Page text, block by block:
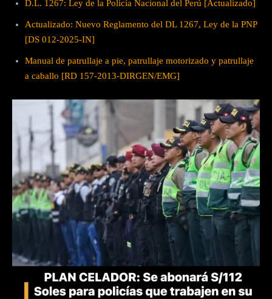
D.L. 1267: Ley de la Policía Nacional del Perú [Actualizado]
Actualizado: Nuevo Reglamento del DL 1267, Ley de la PNP
[DS 012-2025-IN]
Manual de patrullaje a pie, patrullaje motorizado y patrullaje
a caballo [RD 157-2013-DIRGEN/EMG]